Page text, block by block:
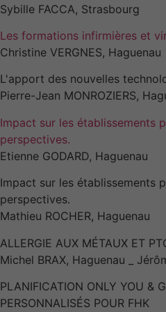
Sybille FACCA, Strasbourg
Les formations infirmières et
Christine VERGNES, Haguenau
L'apport des nouvelles
Pierre-Jean MONROZIERS,
Impact sur les établissements
perspectives.
Etienne GODARD, Haguenau
Impact sur les établissements
perspectives.
Mathieu ROCHER, Haguenau
ALLERGIE AUX MÉTAUX ET
Michel BRAX, Haguenau _
PLANIFICATION ONLY YOU &
PERSONNALISÉS POUR FHK